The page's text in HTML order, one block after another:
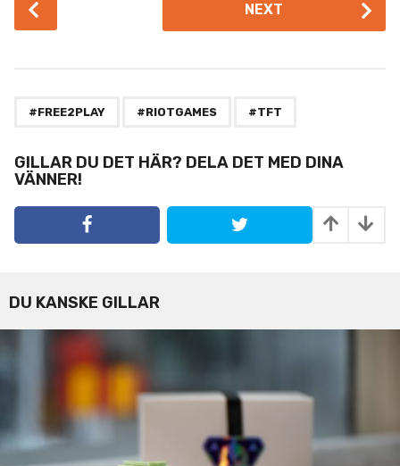
o
i
n
a
n
NEXT
#FREE2PLAY #RIOTGAMES #TFT
GILLAR DU DET HÄR? DELA DET MED DINA
VÄNNER!
DU KANSKE GILLAR